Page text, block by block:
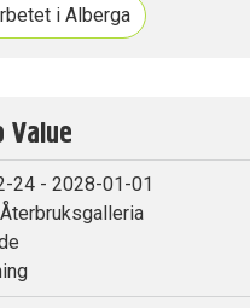
i Alberga
Value
24 - 2028-01-01
Återbruksgalleria